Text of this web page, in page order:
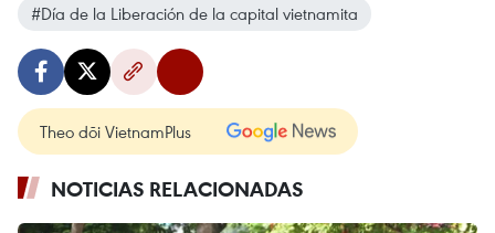
#Día de la Liberación de la capital vietnamita
Theo dõi VietnamPlus
NOTICIAS RELACIONADAS